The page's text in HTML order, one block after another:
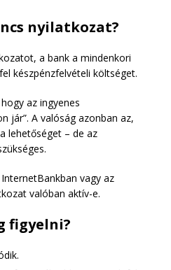
nyilatkozat?
a bank a mindenkori
készpénzfelvételi költséget.
az ingyenes
jár”. A valóság azonban az,
lehetőséget – de az
vagy az
valóban aktív-e.
figyelni?